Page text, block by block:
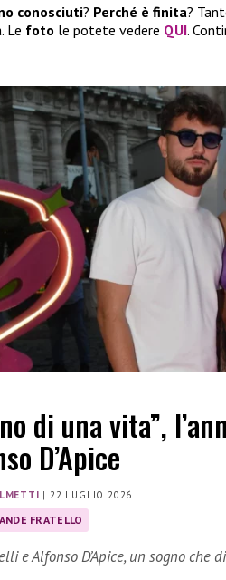
conosciuti? Perché è finita?
Le foto le potete vedere QUI.
di una vita”,
D’Apice
|22 LUGLIO 2026
FRATELLO
e Alfonso D’Apice, un sogno che